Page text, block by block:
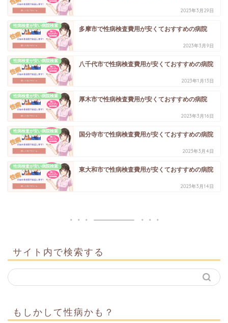
2023年3月29日
性病検査が安い病院検索 多摩市で性病検査費用が安くておすすめの病院
2023年3月9日
性病検査が安い病院検索 八千代市で性病検査費用が安くておすすめの病院
2023年1月13日
性病検査が安い病院検索 厚木市で性病検査費用が安くておすすめの病院
2023年3月16日
性病検査が安い病院検索 国分寺市で性病検査費用が安くておすすめの病院
2023年3月4日
性病検査が安い病院検索 東大和市で性病検査費用が安くておすすめの病院
2023年3月14日
サイト内で検索する
もしかして性病かも？